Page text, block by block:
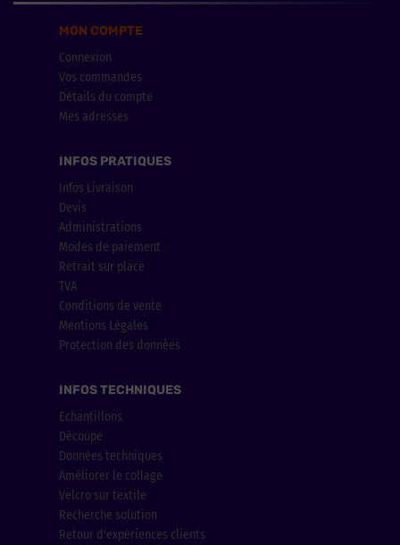
MON COMPTE
Connexion
Vos commandes
Détails du compte
Mes adresses
INFOS PRATIQUES
Infos Livraison
Devis
Administrations
Modes de paiement
Retrait sur place
TVA
Conditions de vente
Mentions Légales
Protection des données
INFOS TECHNIQUES
Echantillons
Découpe
Données techniques
Améliorer le collage
Velcro sur textile
Recherche solution
Retour d'expériences clients